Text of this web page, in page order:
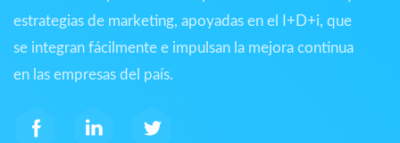
estrategias de marketing, apoyadas en el I+D+i, que
se integran fácilmente e impulsan la mejora continua
en las empresas del país.